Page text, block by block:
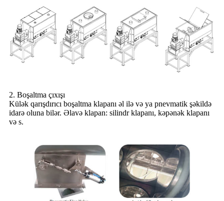
2. Boşaltma çıxışı
Külək qarışdırıcı boşaltma klapanı əl ilə və ya pnevmatik şəkildə
idarə oluna bilər. Əlavə klapan: silindr klapanı, kəpənək klapanı
və s.